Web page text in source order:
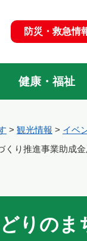
防災・救急情
健康・福祉
> 観光情報 > イベ
くり推進事業助成
りの